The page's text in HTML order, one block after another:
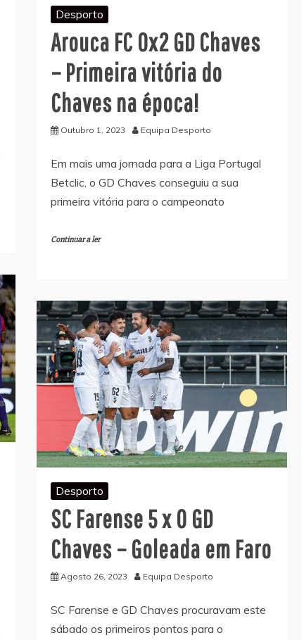
Desporto
Arouca FC 0x2 GD Chaves
– Primeira vitória do
Chaves na época!
Outubro 1, 2023 Equipa Desporto
Em mais uma jornada para a Liga Portugal
Betclic, o GD Chaves conseguiu a sua
primeira vitória para o campeonato
Continuar a ler
Desporto
SC Farense 5 x 0 GD
Chaves – Goleada em Faro
Agosto 26, 2023 Equipa Desporto
SC Farense e GD Chaves procuravam este
sábado os primeiros pontos para o